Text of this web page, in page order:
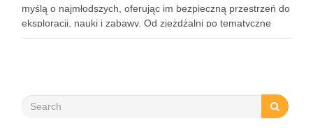
myślą o najmłodszych, oferując im bezpieczną przestrzeń do
eksploracji, nauki i zabawy. Od zjeżdżalni po tematyczne
strefy, Loopy’s World zaspokaja różnorodne potrzeby dzieci,